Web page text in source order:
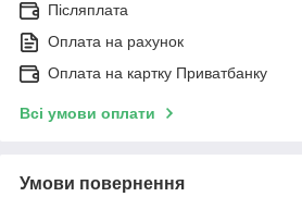
Післяплата
Оплата на рахунок
Оплата на картку Приватбанку
Всі умови оплати
Умови повернення